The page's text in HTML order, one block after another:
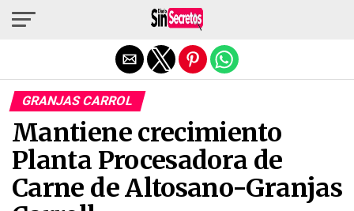
GRANJAS CARROL
Mantiene crecimiento
Planta Procesadora de
Carne de Altosano-Granjas
Salir de la versión móvil